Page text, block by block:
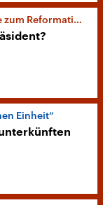
Reformationstag
Einheit“